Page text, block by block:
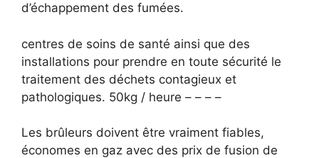
d’échappement des fumées.
centres de soins de santé ainsi que des
installations pour prendre en toute sécurité le
traitement des déchets contagieux et
pathologiques. 50kg / heure – – – –
Les brûleurs doivent être vraiment fiables,
économes en gaz avec des prix de fusion de